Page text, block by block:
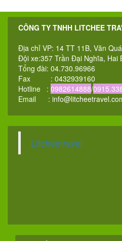
CÔNG TY TNHH LITCHEE
Địa chỉ VP: 14 TT 11B, Văn
Đội xe:357 Trần Đại Nghĩa, Hai
Tổng đài: 04.730.96966
Fax : 0432939160
Hotline : 0982614888/
Email :
Litcheetravel